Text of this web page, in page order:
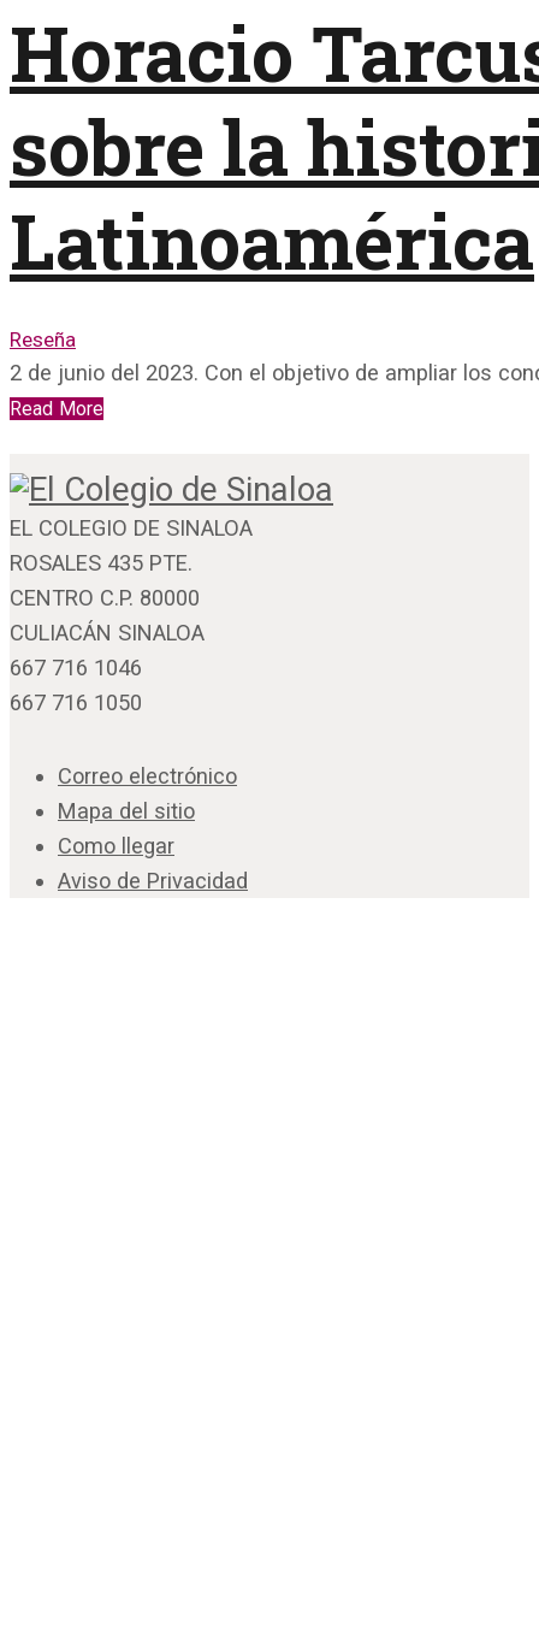
Horacio
sobre la
Latinoamérica
Reseña
2 de junio del 2023. Con el objetivo de ampliar los
Read More
EL COLEGIO DE SINALOA
ROSALES 435 PTE.
CENTRO C.P. 80000
CULIACÁN SINALOA
667 716 1046
667 716 1050
Correo electrónico
Mapa del sitio
Como llegar
Aviso de Privacidad